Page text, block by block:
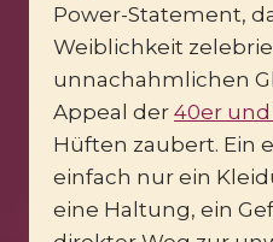
Power-Statement,
Weiblichkeit
unnachahmlichen
Appeal der 40er und
Hüften zaubert. Ein
einfach nur ein
eine Haltung, ein